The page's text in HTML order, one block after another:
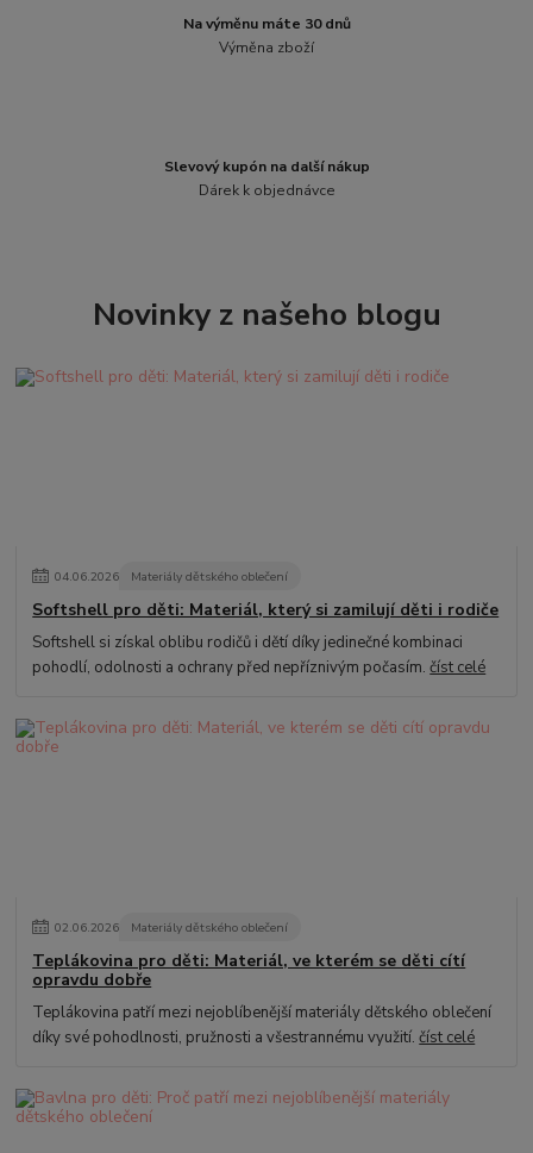
Na výměnu máte 30 dnů
Výměna zboží
Slevový kupón na další nákup
Dárek k objednávce
Novinky z našeho blogu
04.06.2026 Materiály dětského oblečení
Softshell pro děti: Materiál, který si zamilují děti i rodiče
Softshell si získal oblibu rodičů i dětí díky jedinečné kombinaci
pohodlí, odolnosti a ochrany před nepříznivým počasím.číst celé
02.06.2026 Materiály dětského oblečení
Teplákovina pro děti: Materiál, ve kterém se děti cítí
opravdu dobře
Teplákovina patří mezi nejoblíbenější materiály dětského oblečení
díky své pohodlnosti, pružnosti a všestrannému využití.číst celé